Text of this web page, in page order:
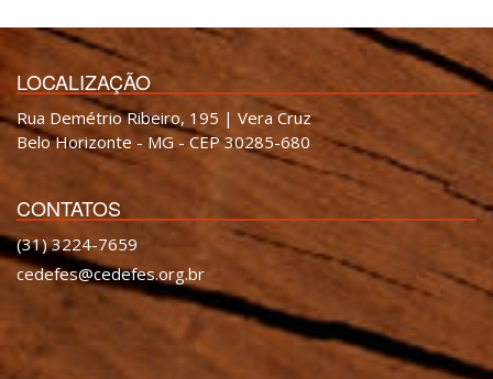
LOCALIZAÇÃO
Rua Demétrio Ribeiro, 195 | Vera Cruz
Belo Horizonte - MG - CEP 30285-680
CONTATOS
(31) 3224-7659
cedefes@cedefes.org.br